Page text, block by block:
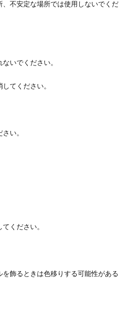
、不安定な場所では使用しないでくだ
を飾るときは色移りする可能性がある